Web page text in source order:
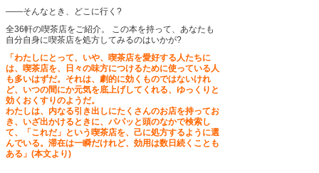
――そんなとき、どこに行く?
全36軒の喫茶店をご紹介。
この本を持って、あなたも
自分自身に喫茶店を処方してみるのはいかが?
「わたしにとって、いや、喫茶店を愛好する人たちに
は、喫茶店を、日々の味方につけるために使っている人
も多いはずだ。それは、劇的に効くものではないけれ
ど、いつの間にか元気を底上げしてくれる、ゆっくりと
効くおくすりのようだ。
わたしは、内なる引き出しにたくさんのお店を持ってお
き、いざ出かけるときに、パパッと頭のなかで検索し
て、「これだ」という喫茶店を、己に処方するように選
んでいる。滞在は一瞬だけれど、効用は数日続くことも
ある」(本文より)